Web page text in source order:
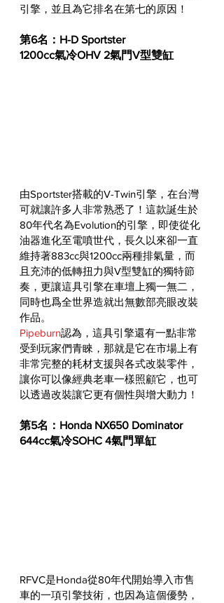
引擎，並且為它排名在第七的原因！
第6名：H-D Sportster
1200cc氣冷OHV 2氣門V型雙缸
由Sportster搭載的V-Twin引擎，在台灣
可就讓許多人非常熟悉了！這款誕生於
80年代名為Evolution的引擎，即使從化
油器進化至電噴世代，長久以來卻一直
維持著883cc與1200cc兩種排氣量，而
且充沛的低轉扭力與V型雙缸的獨特節
奏，更讓這具引擎在車壇上獨一無二，
同時也爲全世界造就出無數部亮眼改裝
作品。
Pipeburn認為，這具引擎還有一點非常
受到玩家們青睞，那就是它在市場上有
非常完整的耗材支援與各式改裝零件，
讓你可以像經典老車一樣照顧它，也可
以透過改裝讓它更有個性與增大動力！
第5名：Honda NX650 Dominator
644cc氣冷SOHC 4氣門單缸
RFVC是Honda從80年代開始導入市售
車的一項引擎技術，也因為這個優勢，